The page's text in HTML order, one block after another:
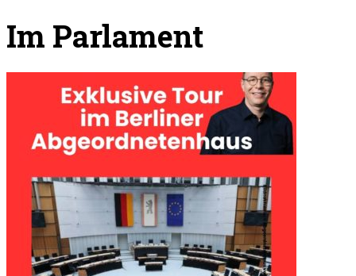
Im Parlament